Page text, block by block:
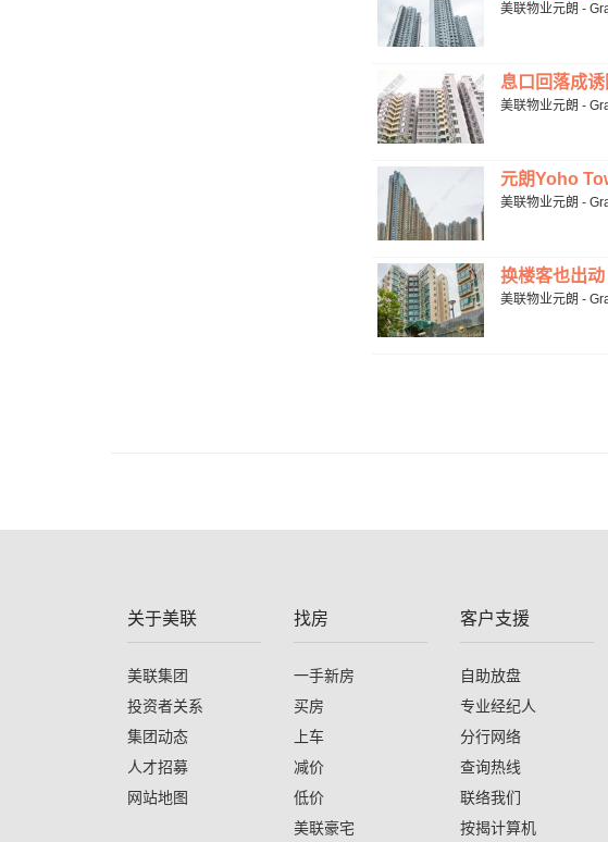
美联物业元朗 -
息口回落成
美联物业元朗 -
元朗Yoho
美联物业元朗 -
换楼客也出
美联物业元朗 -
关于美联
美联集团
投资者关系
集团动态
人才招募
网站地图
找房
一手新房
买房
上车
减价
低价
美联豪宅
客户支援
自助放盘
专业经纪人
分行网络
查询热线
联络我们
按揭计算机